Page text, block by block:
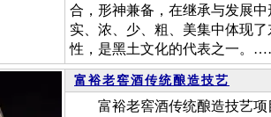
合，形神兼备，在继承与发展
实、浓、少、粗、美集中体现
性，是黑土文化的代表之一。
富裕老窖酒传统酿造技艺
富裕老窖酒传统酿造技艺项